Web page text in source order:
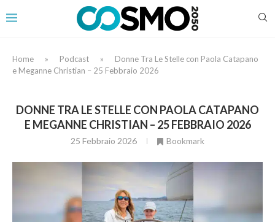
Home » Podcast »
Donne Tra Le Stelle con Paola Catapano
e Meganne Christian – 25 Febbraio 2026
DONNE TRA LE STELLE CON PAOLA CATAPANO
E MEGANNE CHRISTIAN – 25 FEBBRAIO 2026
25 Febbraio 2026 Bookmark